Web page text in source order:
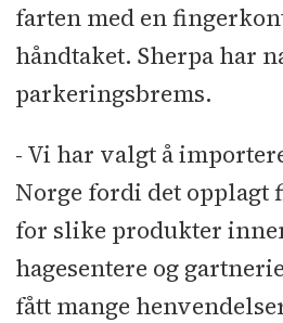
farten med en
håndtaket. Sherpa har
parkeringsbrems.
- Vi har valgt å
Norge fordi det opplagt
for slike produkter
hagesentere og
fått mange